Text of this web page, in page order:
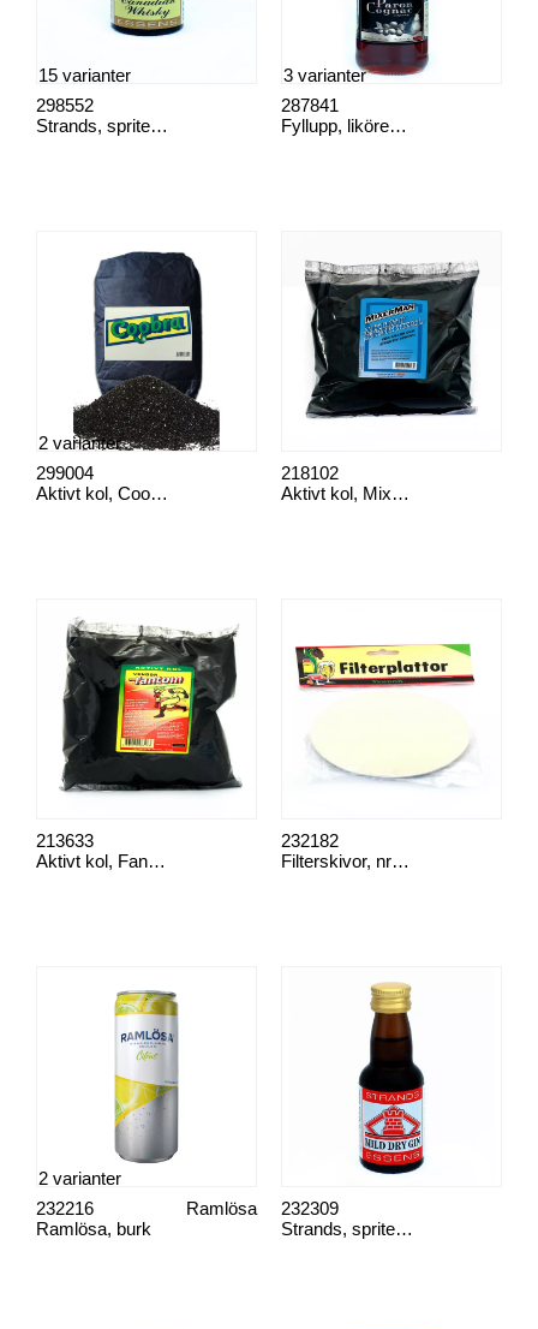
Strands, spritessenser
298552
15 varianter
Fyllupp, likörextrat
287841
3 varianter
Aktivt kol, Coobra säck
299004
2 varianter
Aktivt kol, Mixerman
218102
Aktivt kol, Fantomkol
213633
Filterskivor, nr 500
232182
Ramlösa, burk
Ramlösa
232216
2 varianter
Strands, spritessenser
232309